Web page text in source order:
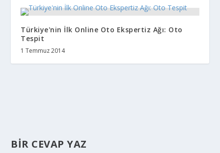
Türkiye'nin İlk Online Oto Ekspertiz Ağı: Oto
Tespit
1 Temmuz 2014
BIR CEVAP YAZ